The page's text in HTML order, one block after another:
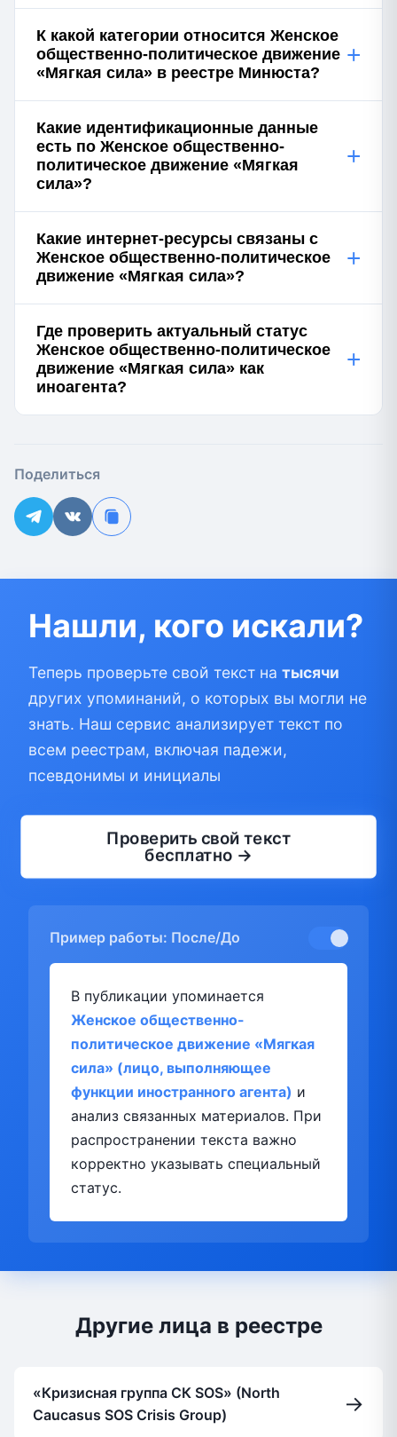
К какой категории относится Женское
общественно-политическое движение
«Мягкая сила» в реестре Минюста?
+
Какие идентификационные данные
есть по Женское общественно-
политическое движение «Мягкая
сила»?
+
Какие интернет-ресурсы связаны с
Женское общественно-политическое
движение «Мягкая сила»?
+
Где проверить актуальный статус
Женское общественно-политическое
движение «Мягкая сила» как
иноагента?
+
Поделиться
Нашли, кого искали?
Теперь проверьте свой текст на тысячи
других упоминаний, о которых вы могли не
знать. Наш сервис анализирует текст по
всем реестрам, включая падежи,
псевдонимы и инициалы
Проверить свой текст
бесплатно →
Пример работы: После/До
В публикации упоминается
Женское общественно-
политическое движение «Мягкая
сила» (лицо, выполняющее
функции иностранного агента) и
анализ связанных материалов. При
распространении текста важно
корректно указывать специальный
статус.
Другие лица в реестре
«Кризисная группа СК SOS» (North
Caucasus SOS Crisis Group)
→